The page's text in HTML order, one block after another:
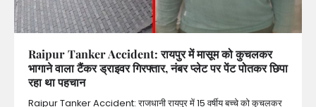
Raipur Tanker Accident: रायपुर में मासूम को कुचलकर
भागाने वाला टैंकर ड्राइवर गिरफ्तार, नंबर प्लेट पर पेंट पोतकर छिपा
रहा था पहचान
Raipur Tanker Accident: राजधानी रायपुर में 15 वर्षीय बच्चे को कुचलकर